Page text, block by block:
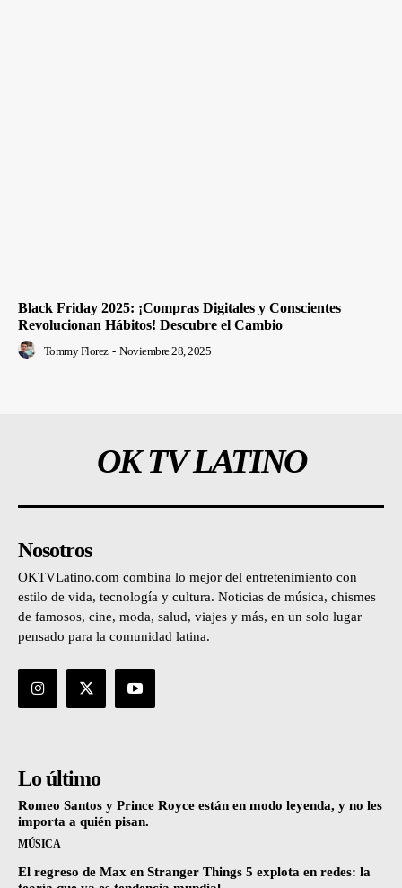
Black Friday 2025: ¡Compras Digitales y Conscientes
Revolucionan Hábitos! Descubre el Cambio
Tommy Florez - Noviembre 28, 2025
OK TV LATINO
Nosotros
OKTVLatino.com combina lo mejor del entretenimiento con
estilo de vida, tecnología y cultura. Noticias de música, chismes
de famosos, cine, moda, salud, viajes y más, en un solo lugar
pensado para la comunidad latina.
Lo último
Romeo Santos y Prince Royce están en modo leyenda, y no les
importa a quién pisan.
MÚSICA
El regreso de Max en Stranger Things 5 explota en redes: la